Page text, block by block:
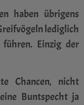
haben übrigens
lediglich
Einzig der
Chancen, nicht
Buntspecht ja